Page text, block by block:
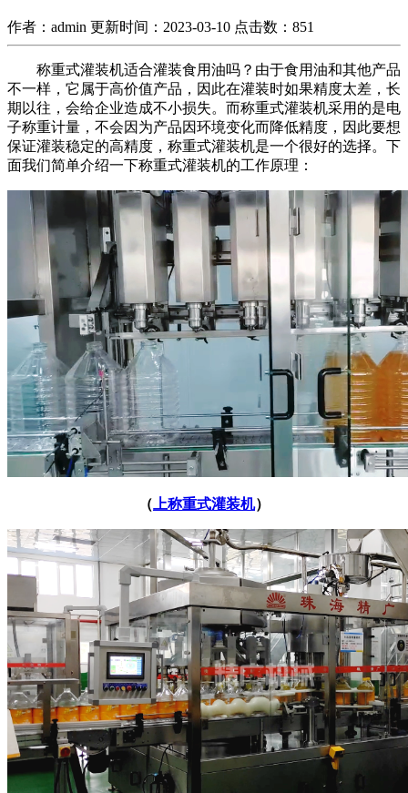
作者：admin 更新时间：2023-03-10 点击数： 851
称重式灌装机适合灌装食用油吗？由于食用油和其他产品
不一样，它属于高价值产品，因此在灌装时如果精度太差，长
期以往，会给企业造成不小损失。而称重式灌装机采用的是电
子称重计量，不会因为产品因环境变化而降低精度，因此要想
保证灌装稳定的高精度，称重式灌装机是一个很好的选择。下
面我们简单介绍一下称重式灌装机的工作原理：
（ 上称重式灌装机）